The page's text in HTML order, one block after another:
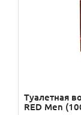
Туалетная
RED Men